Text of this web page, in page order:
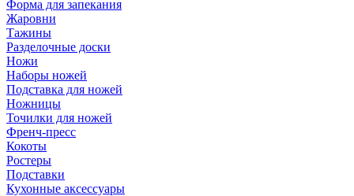
Форма для запекания
Жаровни
Тажины
Разделочные доски
Ножи
Наборы ножей
Подставка для ножей
Ножницы
Точилки для ножей
Френч-пресс
Кокоты
Ростеры
Подставки
Кухонные аксессуары